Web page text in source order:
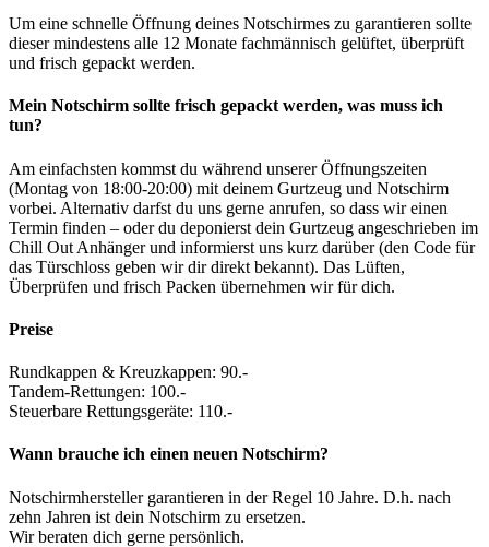
Um eine schnelle Öffnung deines Notschirmes zu garantieren sollte
dieser mindestens alle 12 Monate fachmännisch gelüftet, überprüft
und frisch gepackt werden.
Mein Notschirm sollte frisch gepackt werden, was muss ich
tun?
Am einfachsten kommst du während unserer Öffnungszeiten
(Montag von 18:00-20:00) mit deinem Gurtzeug und Notschirm
vorbei. Alternativ darfst du uns gerne anrufen, so dass wir einen
Termin finden – oder du deponierst dein Gurtzeug angeschrieben im
Chill Out Anhänger und informierst uns kurz darüber (den Code für
das Türschloss geben wir dir direkt bekannt). Das Lüften,
Überprüfen und frisch Packen übernehmen wir für dich.
Preise
Rundkappen & Kreuzkappen: 90.-
Tandem-Rettungen: 100.-
Steuerbare Rettungsgeräte: 110.-
Wann brauche ich einen neuen Notschirm?
Notschirmhersteller garantieren in der Regel 10 Jahre. D.h. nach
zehn Jahren ist dein Notschirm zu ersetzen.
Wir beraten dich gerne persönlich.